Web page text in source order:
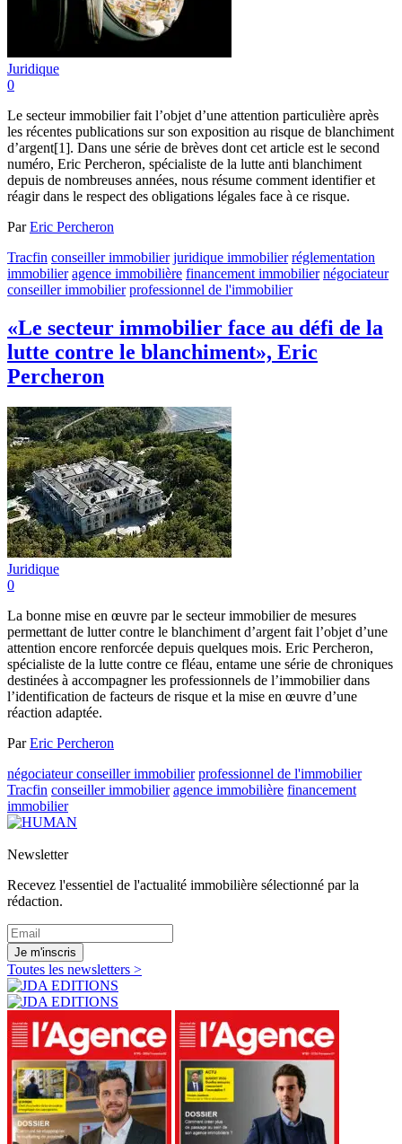
Juridique
0
Le secteur immobilier fait l’objet d’une attention particulière après
les récentes publications sur son exposition au risque de blanchiment
d’argent[1]. Dans une série de brèves dont cet article est le second
numéro, Eric Percheron, spécialiste de la lutte anti blanchiment
depuis de nombreuses années, nous résume comment identifier et
réagir dans le respect des obligations légales face à ce risque.
ParEric Percheron
Tracfin conseiller immobilier juridique immobilier réglementation
immobilier agence immobilière financement immobilier négociateur
conseiller immobilier professionnel de l'immobilier
«Le secteur immobilier face au défi de la
lutte contre le blanchiment», Eric
Percheron
Juridique
0
La bonne mise en œuvre par le secteur immobilier de mesures
permettant de lutter contre le blanchiment d’argent fait l’objet d’une
attention encore renforcée depuis quelques mois. Eric Percheron,
spécialiste de la lutte contre ce fléau, entame une série de chroniques
destinées à accompagner les professionnels de l’immobilier dans
l’identification de facteurs de risque et la mise en œuvre d’une
réaction adaptée.
ParEric Percheron
négociateur conseiller immobilier professionnel de l'immobilier
Tracfin conseiller immobilier agence immobilière financement
immobilier
Newsletter
Recevez l'essentiel de l'actualité immobilière sélectionné par la
rédaction.
Je m'inscris
Toutes les newsletters >